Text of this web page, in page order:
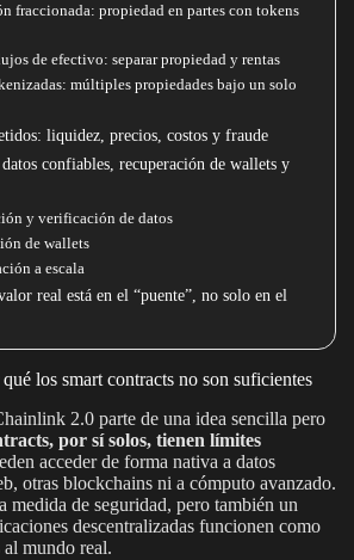
fraccionada: propiedad en partes con tokens
de efectivo: separar propiedad y rentas
múltiples propiedades bajo un solo
liquidez, precios, costos y fraude
confiables, recuperación de wallets y
y verificación de datos
de wallets
a escala
real está en el “puente”, no solo en el
los smart contracts no son suficientes
2.0 parte de una idea sencilla pero
por sí solos, tienen límites
acceder de forma nativa a datos
otras blockchains ni a cómputo avanzado.
medida de seguridad, pero también un
descentralizadas funcionen como
mundo real.